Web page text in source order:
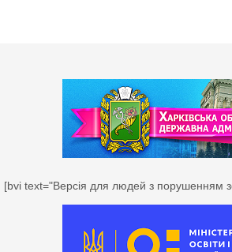
[bvi text="Версія для людей з порушенням